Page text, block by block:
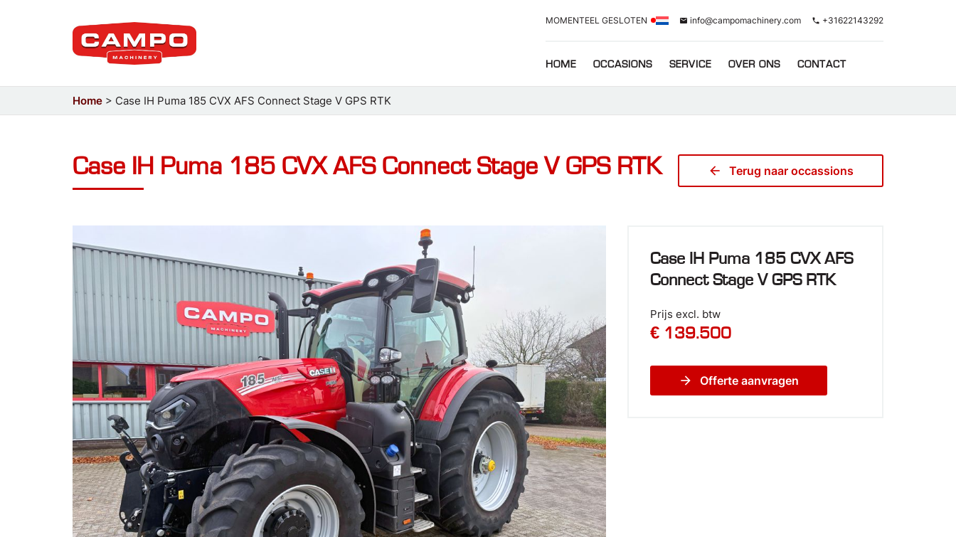
MOMENTEEL GESLOTEN email info@campomachinery.com phone +31622143292
HOME OCCASIONS SERVICE OVER ONS CONTACT
Home > Case IH Puma 185 CVX AFS Connect Stage V GPS RTK
Case IH Puma 185 CVX AFS Connect Stage V GPS RTK arrow_back Terug naar occassions
Case IH Puma 185 CVX AFS
Connect Stage V GPS RTK
Prijs excl. btw
€ 139.500
arrow_forward Offerte aanvragen